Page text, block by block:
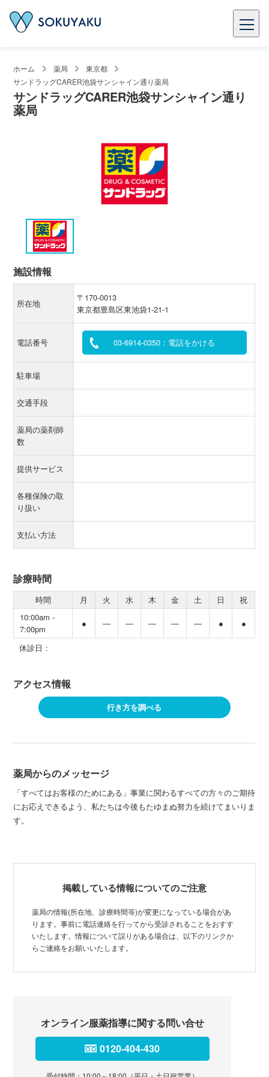
ホーム 薬局
東京都
サンドラッグCARER池袋サンシャイン通り薬局
サンドラッグCARER池袋サンシャイン通り
薬局
施設情報
所在地
〒170‐0013
東京都豊島区東池袋1-21-1
電話番号 03-6914-0350：電話をかける
駐車場
交通手段
薬局の薬剤師
数
提供サービス
各種保険の取
り扱い
支払い方法
診療時間
時間 月 火 水 木 金 土 日
祝
10:00am -
7:00pm
● ― ― ― ― ― ● ●
休診日：
アクセス情報
行き方を調べる
薬局からのメッセージ
「すべてはお客様のためにある」事業に関わるすべての方々のご期待
にお応えできるよう、私たちは今後もたゆまぬ努力を続けてまいりま
す。
掲載している情報についてのご注意
薬局の情報(所在地、診療時間等)が変更になっている場合があ
ります。事前に電話連絡を行ってから受診されることをおすす
いたします。情報について誤りがある場合は、以下のリンクか
らご連絡をお願いいたします。
オンライン服薬指導に関する問い合せ
0120-404-430